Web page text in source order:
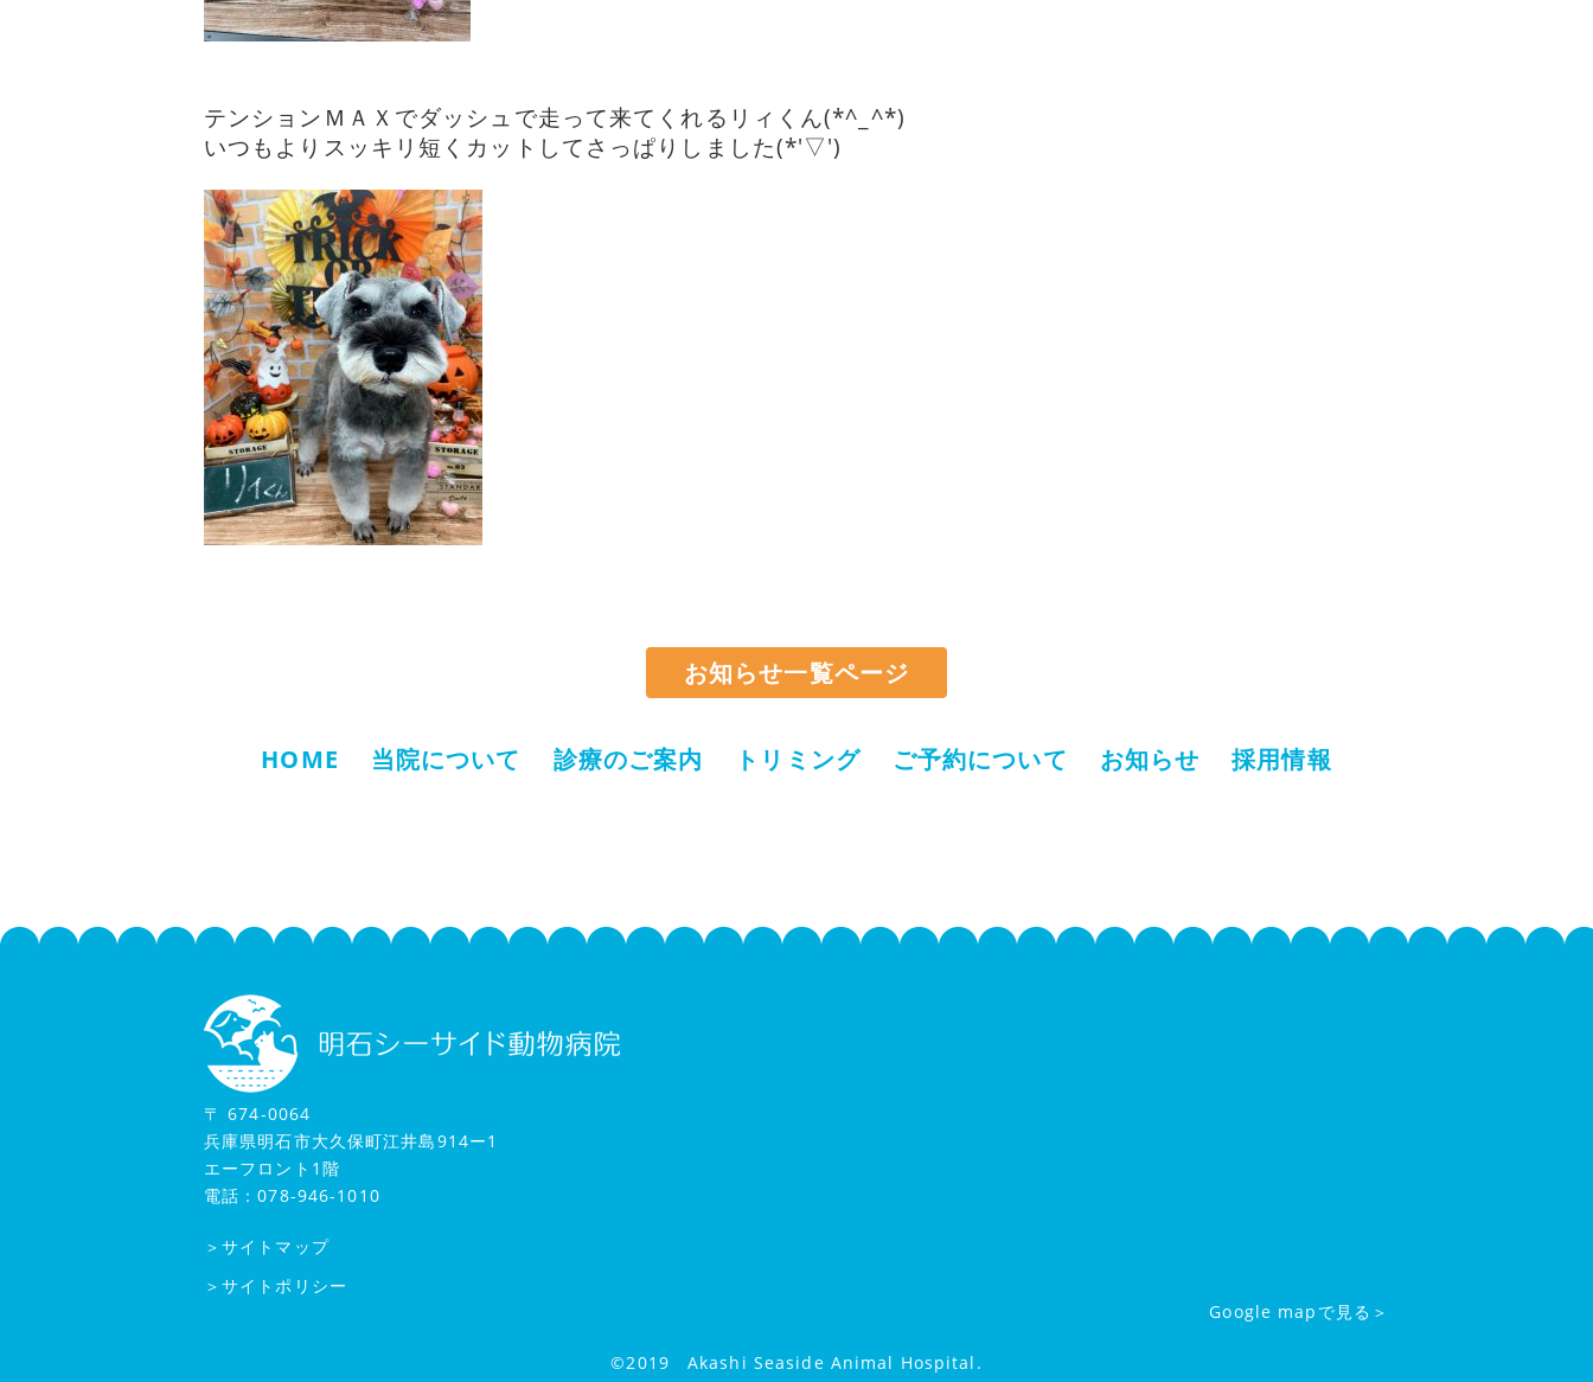
テンションＭＡＸでダッシュで走って来てくれるリィくん(*^_^*)
いつもよりスッキリ短くカットしてさっぱりしました(*'▽')
お知らせ一覧ページ
HOME 当院について 診療のご案内 トリミング ご予約について お知らせ 採用情報
〒 674-0064
兵庫県明石市大久保町江井島914ー1
エーフロント1階
電話：078-946-1010
＞サイトマップ
＞サイトポリシー
Google mapで見る＞
©2019 Akashi Seaside Animal Hospital.